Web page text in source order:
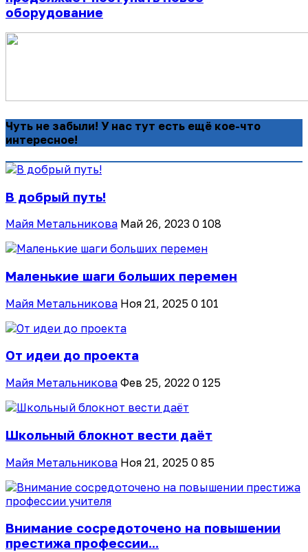
оборудование
Чуть не забыли! У нас тут есть ещё кое-что
интересное!
В добрый путь!
Майя Метальникова Май 26, 2023 0 108
Маленькие шаги больших перемен
Майя Метальникова Ноя 21, 2025 0 101
От идеи до проекта
Майя Метальникова Фев 25, 2022 0 125
Школьный блокнот вести даёт
Майя Метальникова Ноя 21, 2025 0 85
Внимание сосредоточено на повышении
престижа профессии...